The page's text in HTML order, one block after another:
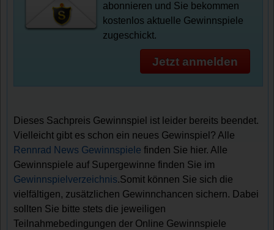
abonnieren und Sie bekommen
kostenlos aktuelle Gewinnspiele
zugeschickt.
Jetzt anmelden
Dieses Sachpreis Gewinnspiel ist leider bereits beendet.
Vielleicht gibt es schon ein neues Gewinspiel? Alle
Rennrad News Gewinnspiele finden Sie hier. Alle
Gewinnspiele auf Supergewinne finden Sie im
Gewinnspielverzeichnis.Somit können Sie sich die
vielfältigen, zusätzlichen Gewinnchancen sichern. Dabei
sollten Sie bitte stets die jeweiligen
Teilnahmebedingungen der Online Gewinnspiele